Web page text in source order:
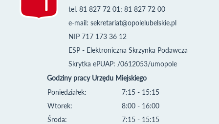
tel. 81 827 72 01; 81 827 72 00
e-mail: sekretariat@opolelubelskie.pl
NIP 717 173 36 12
ESP - Elektroniczna Skrzynka Podawcza
Skrytka ePUAP: /0612053/umopole
Godziny pracy Urzędu Miejskiego
Poniedziałek:
Wtorek:
Środa:
7:15 - 15:15
8:00 - 16:00
7:15 - 15:15